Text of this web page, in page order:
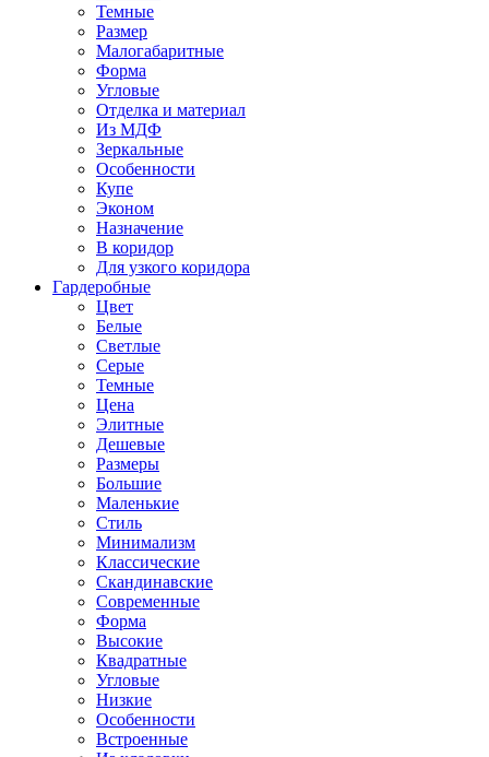
Темные
Размер
Малогабаритные
Форма
Угловые
Отделка и материал
Из МДФ
Зеркальные
Особенности
Купе
Эконом
Назначение
В коридор
Для узкого коридора
Гардеробные
Цвет
Белые
Светлые
Серые
Темные
Цена
Элитные
Дешевые
Размеры
Большие
Маленькие
Стиль
Минимализм
Классические
Скандинавские
Современные
Форма
Высокие
Квадратные
Угловые
Низкие
Особенности
Встроенные